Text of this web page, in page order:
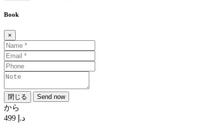
Book
×
閉じる Send now
から
د.إ 499